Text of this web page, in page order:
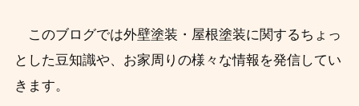
このブログでは外壁塗装・屋根塗装に関するちょっ
とした豆知識や、お家周りの様々な情報を発信してい
きます。